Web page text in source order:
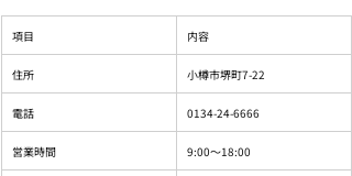
項目 内容
住所 小樽市堺町7-22
電話 0134-24-6666
営業時間 9:00〜18:00